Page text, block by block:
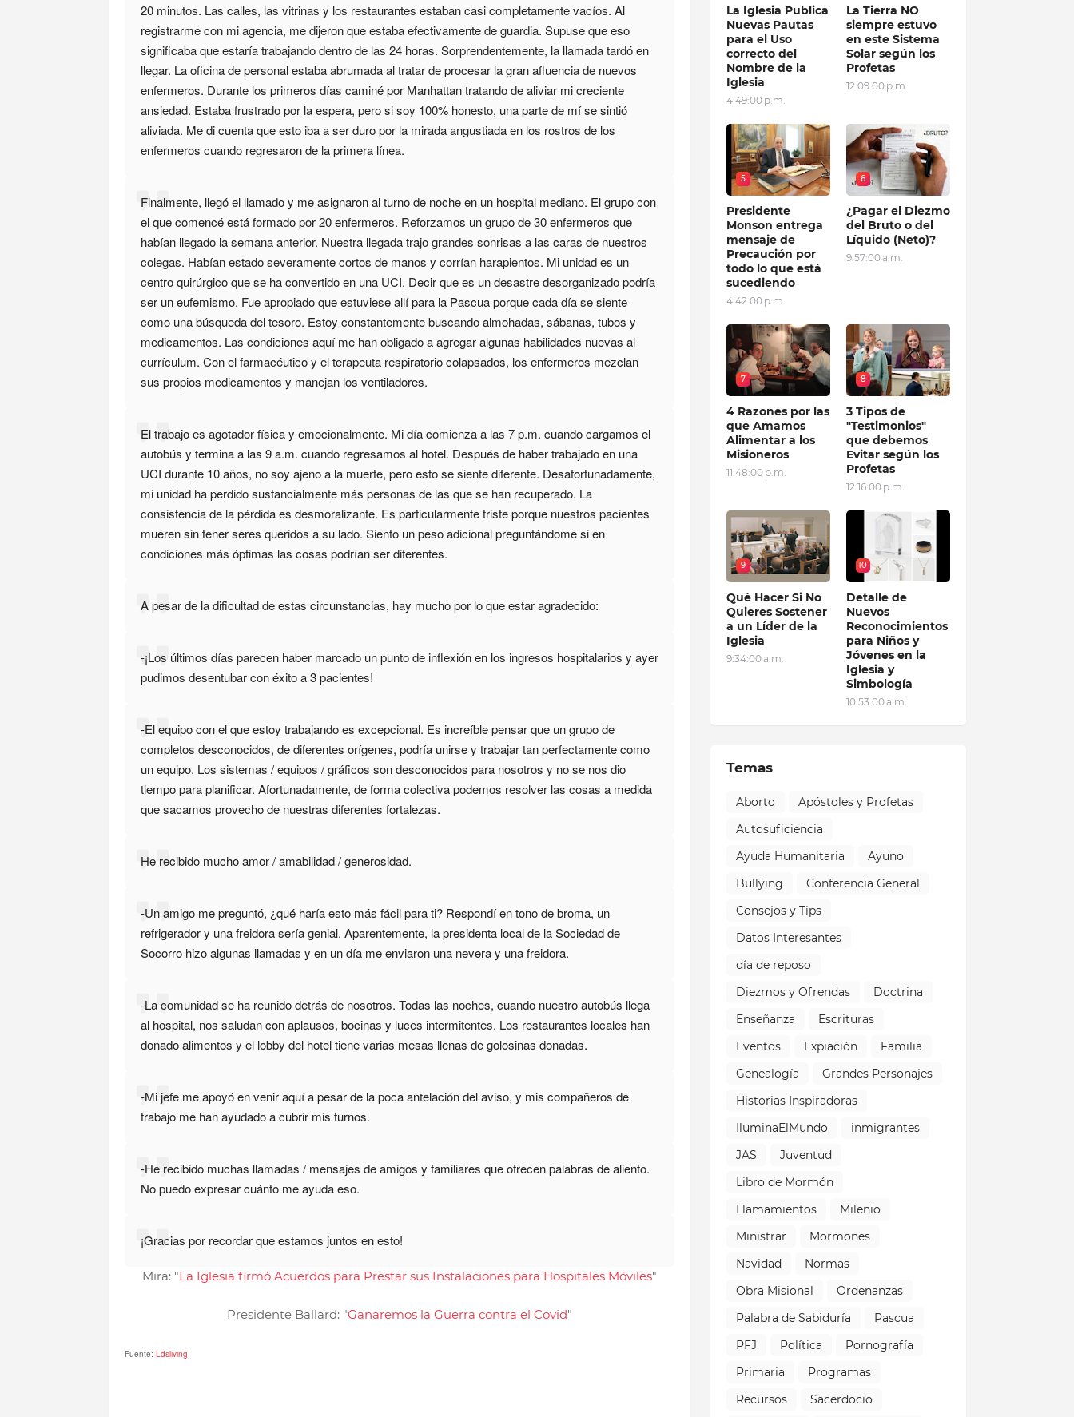
20 minutos. Las calles, las vitrinas y los restaurantes estaban casi completamente vacíos. Al
registrarme con mi agencia, me dijeron que estaba efectivamente de guardia. Supuse que eso
significaba que estaría trabajando dentro de las 24 horas. Sorprendentemente, la llamada tardó en
llegar. La oficina de personal estaba abrumada al tratar de procesar la gran afluencia de nuevos
enfermeros. Durante los primeros días caminé por Manhattan tratando de aliviar mi creciente
ansiedad. Estaba frustrado por la espera, pero si soy 100% honesto, una parte de mí se sintió
aliviada. Me di cuenta que esto iba a ser duro por la mirada angustiada en los rostros de los
enfermeros cuando regresaron de la primera línea.
Finalmente, llegó el llamado y me asignaron al turno de noche en un hospital mediano. El grupo con
el que comencé está formado por 20 enfermeros. Reforzamos un grupo de 30 enfermeros que
habían llegado la semana anterior. Nuestra llegada trajo grandes sonrisas a las caras de nuestros
colegas. Habían estado severamente cortos de manos y corrían harapientos. Mi unidad es un
centro quirúrgico que se ha convertido en una UCI. Decir que es un desastre desorganizado podría
ser un eufemismo. Fue apropiado que estuviese allí para la Pascua porque cada día se siente
como una búsqueda del tesoro. Estoy constantemente buscando almohadas, sábanas, tubos y
medicamentos. Las condiciones aquí me han obligado a agregar algunas habilidades nuevas al
currículum. Con el farmacéutico y el terapeuta respiratorio colapsados, los enfermeros mezclan
sus propios medicamentos y manejan los ventiladores.
El trabajo es agotador física y emocionalmente. Mi día comienza a las 7 p.m. cuando cargamos el
autobús y termina a las 9 a.m. cuando regresamos al hotel. Después de haber trabajado en una
UCI durante 10 años, no soy ajeno a la muerte, pero esto se siente diferente. Desafortunadamente,
mi unidad ha perdido sustancialmente más personas de las que se han recuperado. La
consistencia de la pérdida es desmoralizante. Es particularmente triste porque nuestros pacientes
mueren sin tener seres queridos a su lado. Siento un peso adicional preguntándome si en
condiciones más óptimas las cosas podrían ser diferentes.
A pesar de la dificultad de estas circunstancias, hay mucho por lo que estar agradecido:
-¡Los últimos días parecen haber marcado un punto de inflexión en los ingresos hospitalarios y ayer
pudimos desentubar con éxito a 3 pacientes!
-El equipo con el que estoy trabajando es excepcional. Es increíble pensar que un grupo de
completos desconocidos, de diferentes orígenes, podría unirse y trabajar tan perfectamente como
un equipo. Los sistemas / equipos / gráficos son desconocidos para nosotros y no se nos dio
tiempo para planificar. Afortunadamente, de forma colectiva podemos resolver las cosas a medida
que sacamos provecho de nuestras diferentes fortalezas.
He recibido mucho amor / amabilidad / generosidad.
-Un amigo me preguntó, ¿qué haría esto más fácil para ti? Respondí en tono de broma, un
refrigerador y una freidora sería genial. Aparentemente, la presidenta local de la Sociedad de
Socorro hizo algunas llamadas y en un día me enviaron una nevera y una freidora.
-La comunidad se ha reunido detrás de nosotros. Todas las noches, cuando nuestro autobús llega
al hospital, nos saludan con aplausos, bocinas y luces intermitentes. Los restaurantes locales han
donado alimentos y el lobby del hotel tiene varias mesas llenas de golosinas donadas.
-Mi jefe me apoyó en venir aquí a pesar de la poca antelación del aviso, y mis compañeros de
trabajo me han ayudado a cubrir mis turnos.
-He recibido muchas llamadas / mensajes de amigos y familiares que ofrecen palabras de aliento.
No puedo expresar cuánto me ayuda eso.
¡Gracias por recordar que estamos juntos en esto!
Mira: "La Iglesia firmó Acuerdos para Prestar sus Instalaciones para Hospitales Móviles"
Presidente Ballard: "Ganaremos la Guerra contra el Covid"
Fuente: Ldsliving
La Iglesia Publica
Nuevas Pautas
para el Uso
correcto del
Nombre de la
Iglesia
4:49:00 p.m.
La Tierra NO
siempre estuvo
en este Sistema
Solar según los
Profetas
12:09:00 p.m.
5
Presidente
Monson entrega
mensaje de
Precaución por
todo lo que está
sucediendo
4:42:00 p.m.
6
¿Pagar el Diezmo
del Bruto o del
Líquido (Neto)?
9:57:00 a.m.
7
4 Razones por las
que Amamos
Alimentar a los
Misioneros
11:48:00 p.m.
8
3 Tipos de
"Testimonios"
que debemos
Evitar según los
Profetas
12:16:00 p.m.
9
Qué Hacer Si No
Quieres Sostener
a un Líder de la
Iglesia
9:34:00 a.m.
10
Detalle de
Nuevos
Reconocimientos
para Niños y
Jóvenes en la
Iglesia y
Simbología
10:53:00 a.m.
Temas
Aborto
Apóstoles y Profetas
Autosuficiencia
Ayuda Humanitaria
Ayuno
Bullying
Conferencia General
Consejos y Tips
Datos Interesantes
día de reposo
Diezmos y Ofrendas
Doctrina
Enseñanza
Escrituras
Eventos
Expiación
Familia
Genealogía
Grandes Personajes
Historias Inspiradoras
IluminaElMundo
inmigrantes
JAS
Juventud
Libro de Mormón
Llamamientos
Milenio
Ministrar
Mormones
Navidad
Normas
Obra Misional
Ordenanzas
Palabra de Sabiduría
Pascua
PFJ
Política
Pornografía
Primaria
Programas
Recursos
Sacerdocio